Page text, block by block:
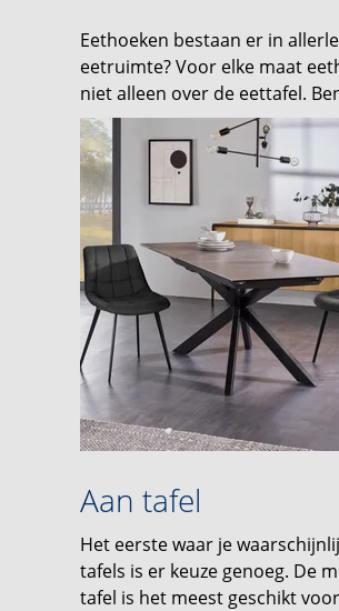
Eethoeken bestaan er in
eetruimte? Voor elke maat
niet alleen over de eettafel.
Aan tafel
Het eerste waar je
tafels is er keuze genoeg. De
tafel is het meest geschikt